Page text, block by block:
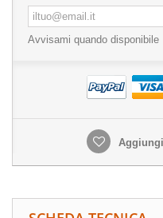
Avvisami quando disponibile